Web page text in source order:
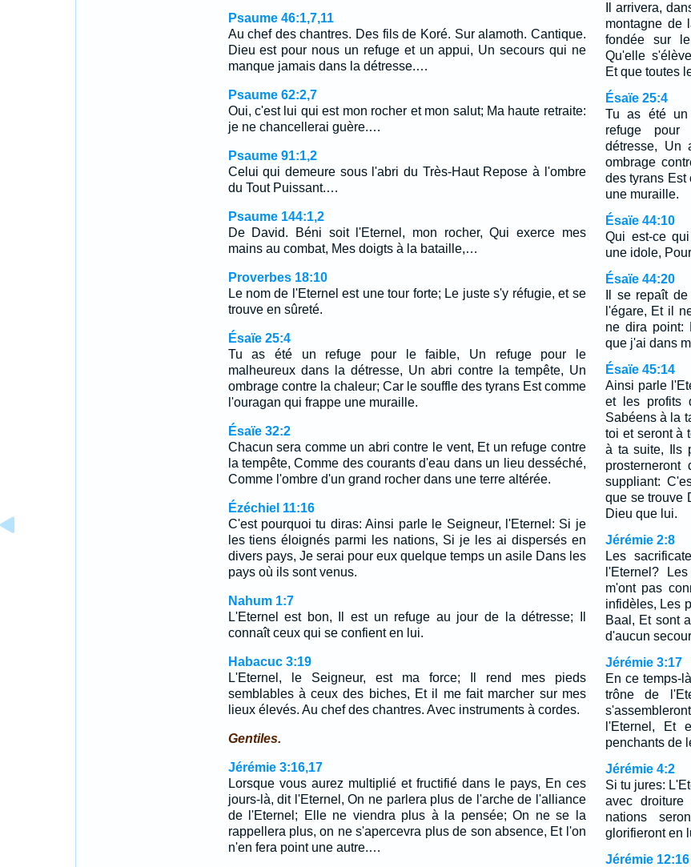
Psaume 46:1,7,11
Au chef des chantres. Des fils de Koré. Sur alamoth. Cantique.
Dieu est pour nous un refuge et un appui, Un secours qui ne
manque jamais dans la détresse.…
Psaume 62:2,7
Oui, c'est lui qui est mon rocher et mon salut; Ma haute retraite:
je ne chancellerai guère.…
Psaume 91:1,2
Celui qui demeure sous l'abri du Très-Haut Repose à l'ombre
du Tout Puissant.…
Psaume 144:1,2
De David. Béni soit l'Eternel, mon rocher, Qui exerce mes
mains au combat, Mes doigts à la bataille,…
Proverbes 18:10
Le nom de l'Eternel est une tour forte; Le juste s'y réfugie, et se
trouve en sûreté.
Ésaïe 25:4
Tu as été un refuge pour le faible, Un refuge pour le
malheureux dans la détresse, Un abri contre la tempête, Un
ombrage contre la chaleur; Car le souffle des tyrans Est comme
l'ouragan qui frappe une muraille.
Ésaïe 32:2
Chacun sera comme un abri contre le vent, Et un refuge contre
la tempête, Comme des courants d'eau dans un lieu desséché,
Comme l'ombre d'un grand rocher dans une terre altérée.
Ézéchiel 11:16
C'est pourquoi tu diras: Ainsi parle le Seigneur, l'Eternel: Si je
les tiens éloignés parmi les nations, Si je les ai dispersés en
divers pays, Je serai pour eux quelque temps un asile Dans les
pays où ils sont venus.
Nahum 1:7
L'Eternel est bon, Il est un refuge au jour de la détresse; Il
connaît ceux qui se confient en lui.
Habacuc 3:19
L'Eternel, le Seigneur, est ma force; Il rend mes pieds
semblables à ceux des biches, Et il me fait marcher sur mes
lieux élevés. Au chef des chantres. Avec instruments à cordes.
Gentiles.
Jérémie 3:16,17
Lorsque vous aurez multiplié et fructifié dans le pays, En ces
jours-là, dit l'Eternel, On ne parlera plus de l'arche de l'alliance
de l'Eternel; Elle ne viendra plus à la pensée; On ne se la
rappellera plus, on ne s'apercevra plus de son absence, Et l'on
n'en fera point une autre.…
Il arrivera,
montagne de
fondée sur
Qu'elle
Et que toutes
Ésaïe 25:4
Tu as été un
refuge
détresse, Un
ombrage
des tyrans Est
une muraille.
Ésaïe 44:10
Qui est-ce
une idole,
Ésaïe 44:20
Il se repaît
l'égare, Et il
ne dira point:
que j'ai dans
Ésaïe 45:14
Ainsi parle
et les profits
Sabéens à la
toi et seront à
à ta suite, Ils
suppliant:
que se trouve
Dieu que lui.
Jérémie 2:8
Les
l'Eternel?
m'ont pas
infidèles, Les
Baal, Et sont
d'aucun
Jérémie 3:17
En ce temps-
trône de
l'Eternel, Et
penchants de
Jérémie 4:2
Si tu jures:
avec
nations
glorifieront en
Jérémie 12:16